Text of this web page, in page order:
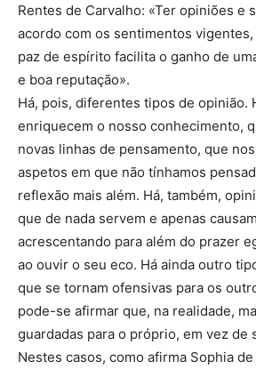
Rentes de Carvalho: «Ter opiniões e
acordo com os sentimentos
paz de espírito facilita o ganho de
e boa reputação».
Há, pois, diferentes tipos de opinião.
enriquecem o nosso conhecimento,
novas linhas de pensamento, que
aspetos em que não tínhamos
reflexão mais além. Há, também,
que de nada servem e apenas
acrescentando para além do prazer
ao ouvir o seu eco. Há ainda outro
que se tornam ofensivas para os
pode-se afirmar que, na realidade,
guardadas para o próprio, em vez de
Nestes casos, como afirma Sophia